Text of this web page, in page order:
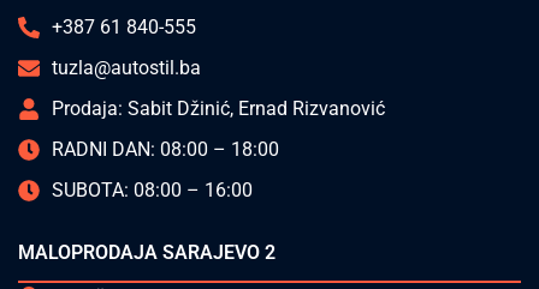
+387 61 840-555
tuzla@autostil.ba
Prodaja: Sabit Džinić, Ernad Rizvanović
RADNI DAN: 08:00 – 18:00
SUBOTA: 08:00 – 16:00
MALOPRODAJA SARAJEVO 2